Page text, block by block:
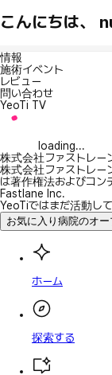
こんにちは、
情報
施術イベント
レビュー
問い合わせ
YeoTi TV
loading...
株式会社ファストレー
株式会社ファストレー
は著作権法およびコン
Fastlane Inc.
YeoTiではまだ活動し
お気に入り病院のオ
ホーム
探索する